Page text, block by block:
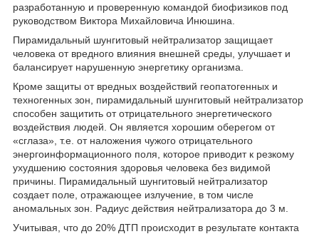
разработанную и проверенную командой биофизиков под
руководством Виктора Михайловича Инюшина.
Пирамидальный шунгитовый нейтрализатор защищает
человека от вредного влияния внешней среды, улучшает и
балансирует нарушенную энергетику организма.
Кроме защиты от вредных воздействий геопатогенных и
техногенных зон, пирамидальный шунгитовый нейтрализатор
способен защитить от отрицательного энергетического
воздействия людей. Он является хорошим оберегом от
«сглаза», т.е. от наложения чужого отрицательного
энергоинформационного поля, которое приводит к резкому
ухудшению состояния здоровья человека без видимой
причины. Пирамидальный шунгитовый нейтрализатор
создает поле, отражающее излучение, в том числе
аномальных зон. Радиус действия нейтрализатора до 3 м.
Учитывая, что до 20% ДТП происходит в результате контакта